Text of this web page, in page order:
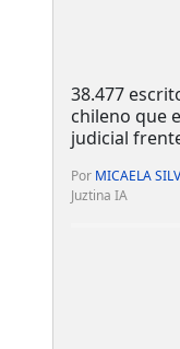
38.477
chileno que
judicial
Por MICAELA
Juztina IA